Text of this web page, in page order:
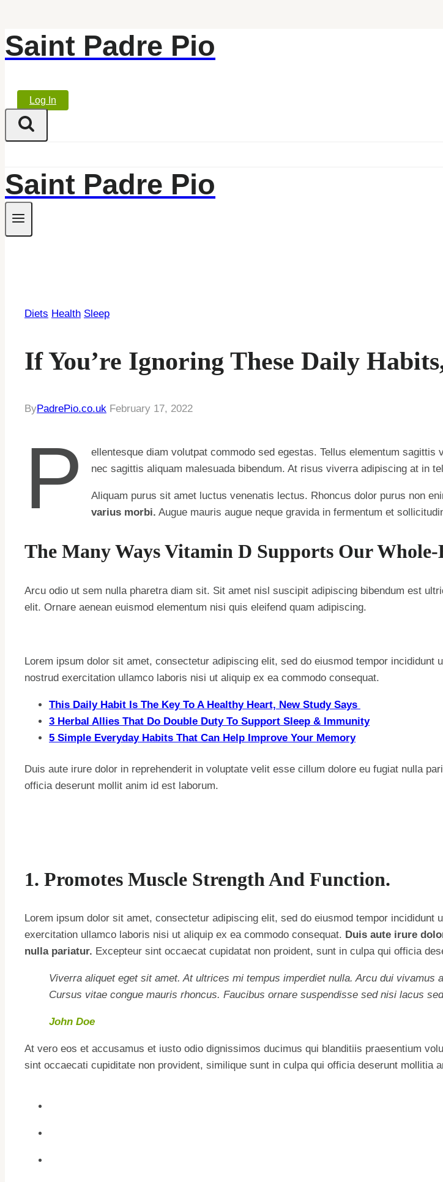
Skip
to
Saint Padre Pio
Log In
Saint Padre Pio
Diets Health Sleep
If You’re Ignoring These Daily
ByPadrePio.co.uk February 17, 2022
P
ellentesque diam volutpat commodo sed egestas. Tellus elementum
nec sagittis aliquam malesuada bibendum. At risus viverra adipiscing at in
Aliquam purus sit amet luctus venenatis lectus. Rhoncus dolor purus non
varius morbi. Augue mauris augue neque gravida in fermentum et
The Many Ways Vitamin D Supports Our
Arcu odio ut sem nulla pharetra diam sit. Sit amet nisl suscipit adipiscing bibendum est
elit. Ornare aenean euismod elementum nisi quis eleifend quam adipiscing.
Lorem ipsum dolor sit amet, consectetur adipiscing elit, sed do eiusmod tempor incididunt
nostrud exercitation ullamco laboris nisi ut aliquip ex ea commodo consequat.
This Daily Habit Is The Key To A Healthy Heart, New Study Says
3 Herbal Allies That Do Double Duty To Support Sleep & Immunity
5 Simple Everyday Habits That Can Help Improve Your Memory
Duis aute irure dolor in reprehenderit in voluptate velit esse cillum dolore eu fugiat nulla
officia deserunt mollit anim id est laborum.
1. Promotes Muscle Strength And Function.
Lorem ipsum dolor sit amet, consectetur adipiscing elit, sed do eiusmod tempor
exercitation ullamco laboris nisi ut aliquip ex ea commodo consequat. Duis aute irure
nulla pariatur. Excepteur sint occaecat cupidatat non proident, sunt in culpa qui officia
Viverra aliquet eget sit amet. At ultrices mi tempus imperdiet nulla. Arcu dui
Cursus vitae congue mauris rhoncus. Faucibus ornare suspendisse sed nisi lacus
John Doe
At vero eos et accusamus et iusto odio dignissimos ducimus qui blanditiis praesentium
sint occaecati cupiditate non provident, similique sunt in culpa qui officia deserunt mollitia